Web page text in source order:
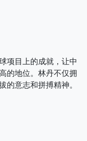
项目上的成就，让中
的地位。林丹不仅拥
意志和拼搏精神。